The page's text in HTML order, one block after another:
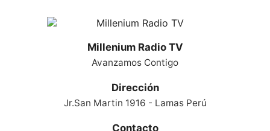
Millenium Radio TV
Avanzamos Contigo
Dirección
Jr.San Martin 1916 - Lamas Perú
Contacto